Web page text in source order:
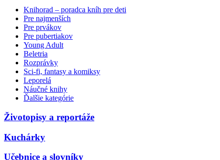
Knihorad – poradca kníh pre deti
Pre najmenších
Pre prvákov
Pre pubertiakov
Young Adult
Beletria
Rozprávky
Sci-fi, fantasy a komiksy
Leporelá
Náučné knihy
Ďalšie kategórie
Životopisy a reportáže
Kuchárky
Učebnice a slovníky